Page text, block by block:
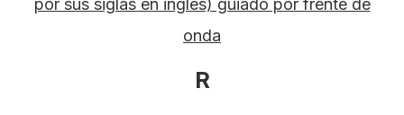
por sus siglas en ingles) guiado por frente de
onda
R